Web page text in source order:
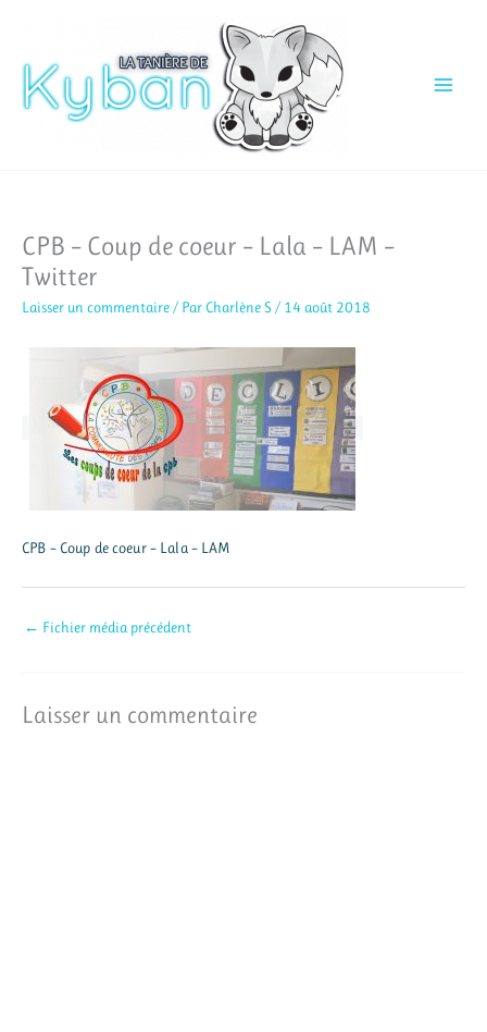
contenu
CPB – Coup de coeur – Lala – LAM –
Twitter
Laisser un commentaire / Par Charlène S / 14 août 2018
CPB – Coup de coeur – Lala – LAM
← Fichier média précédent
Laisser un commentaire